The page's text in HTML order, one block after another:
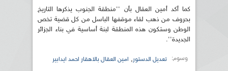
كما أكد أمين العقال بأن ''منطقة الجنوب يذكرها التاريخ
بحروف من ذهب لقاء موقفها الباسل من كل قضية تخص
الوطن وستكون هذه المنطقة لبنة أساسية في بناء الجزائر
الجديدة''.
وسوم: تعديل الدستور, امين العقال بالاهقار احمد ايدابير